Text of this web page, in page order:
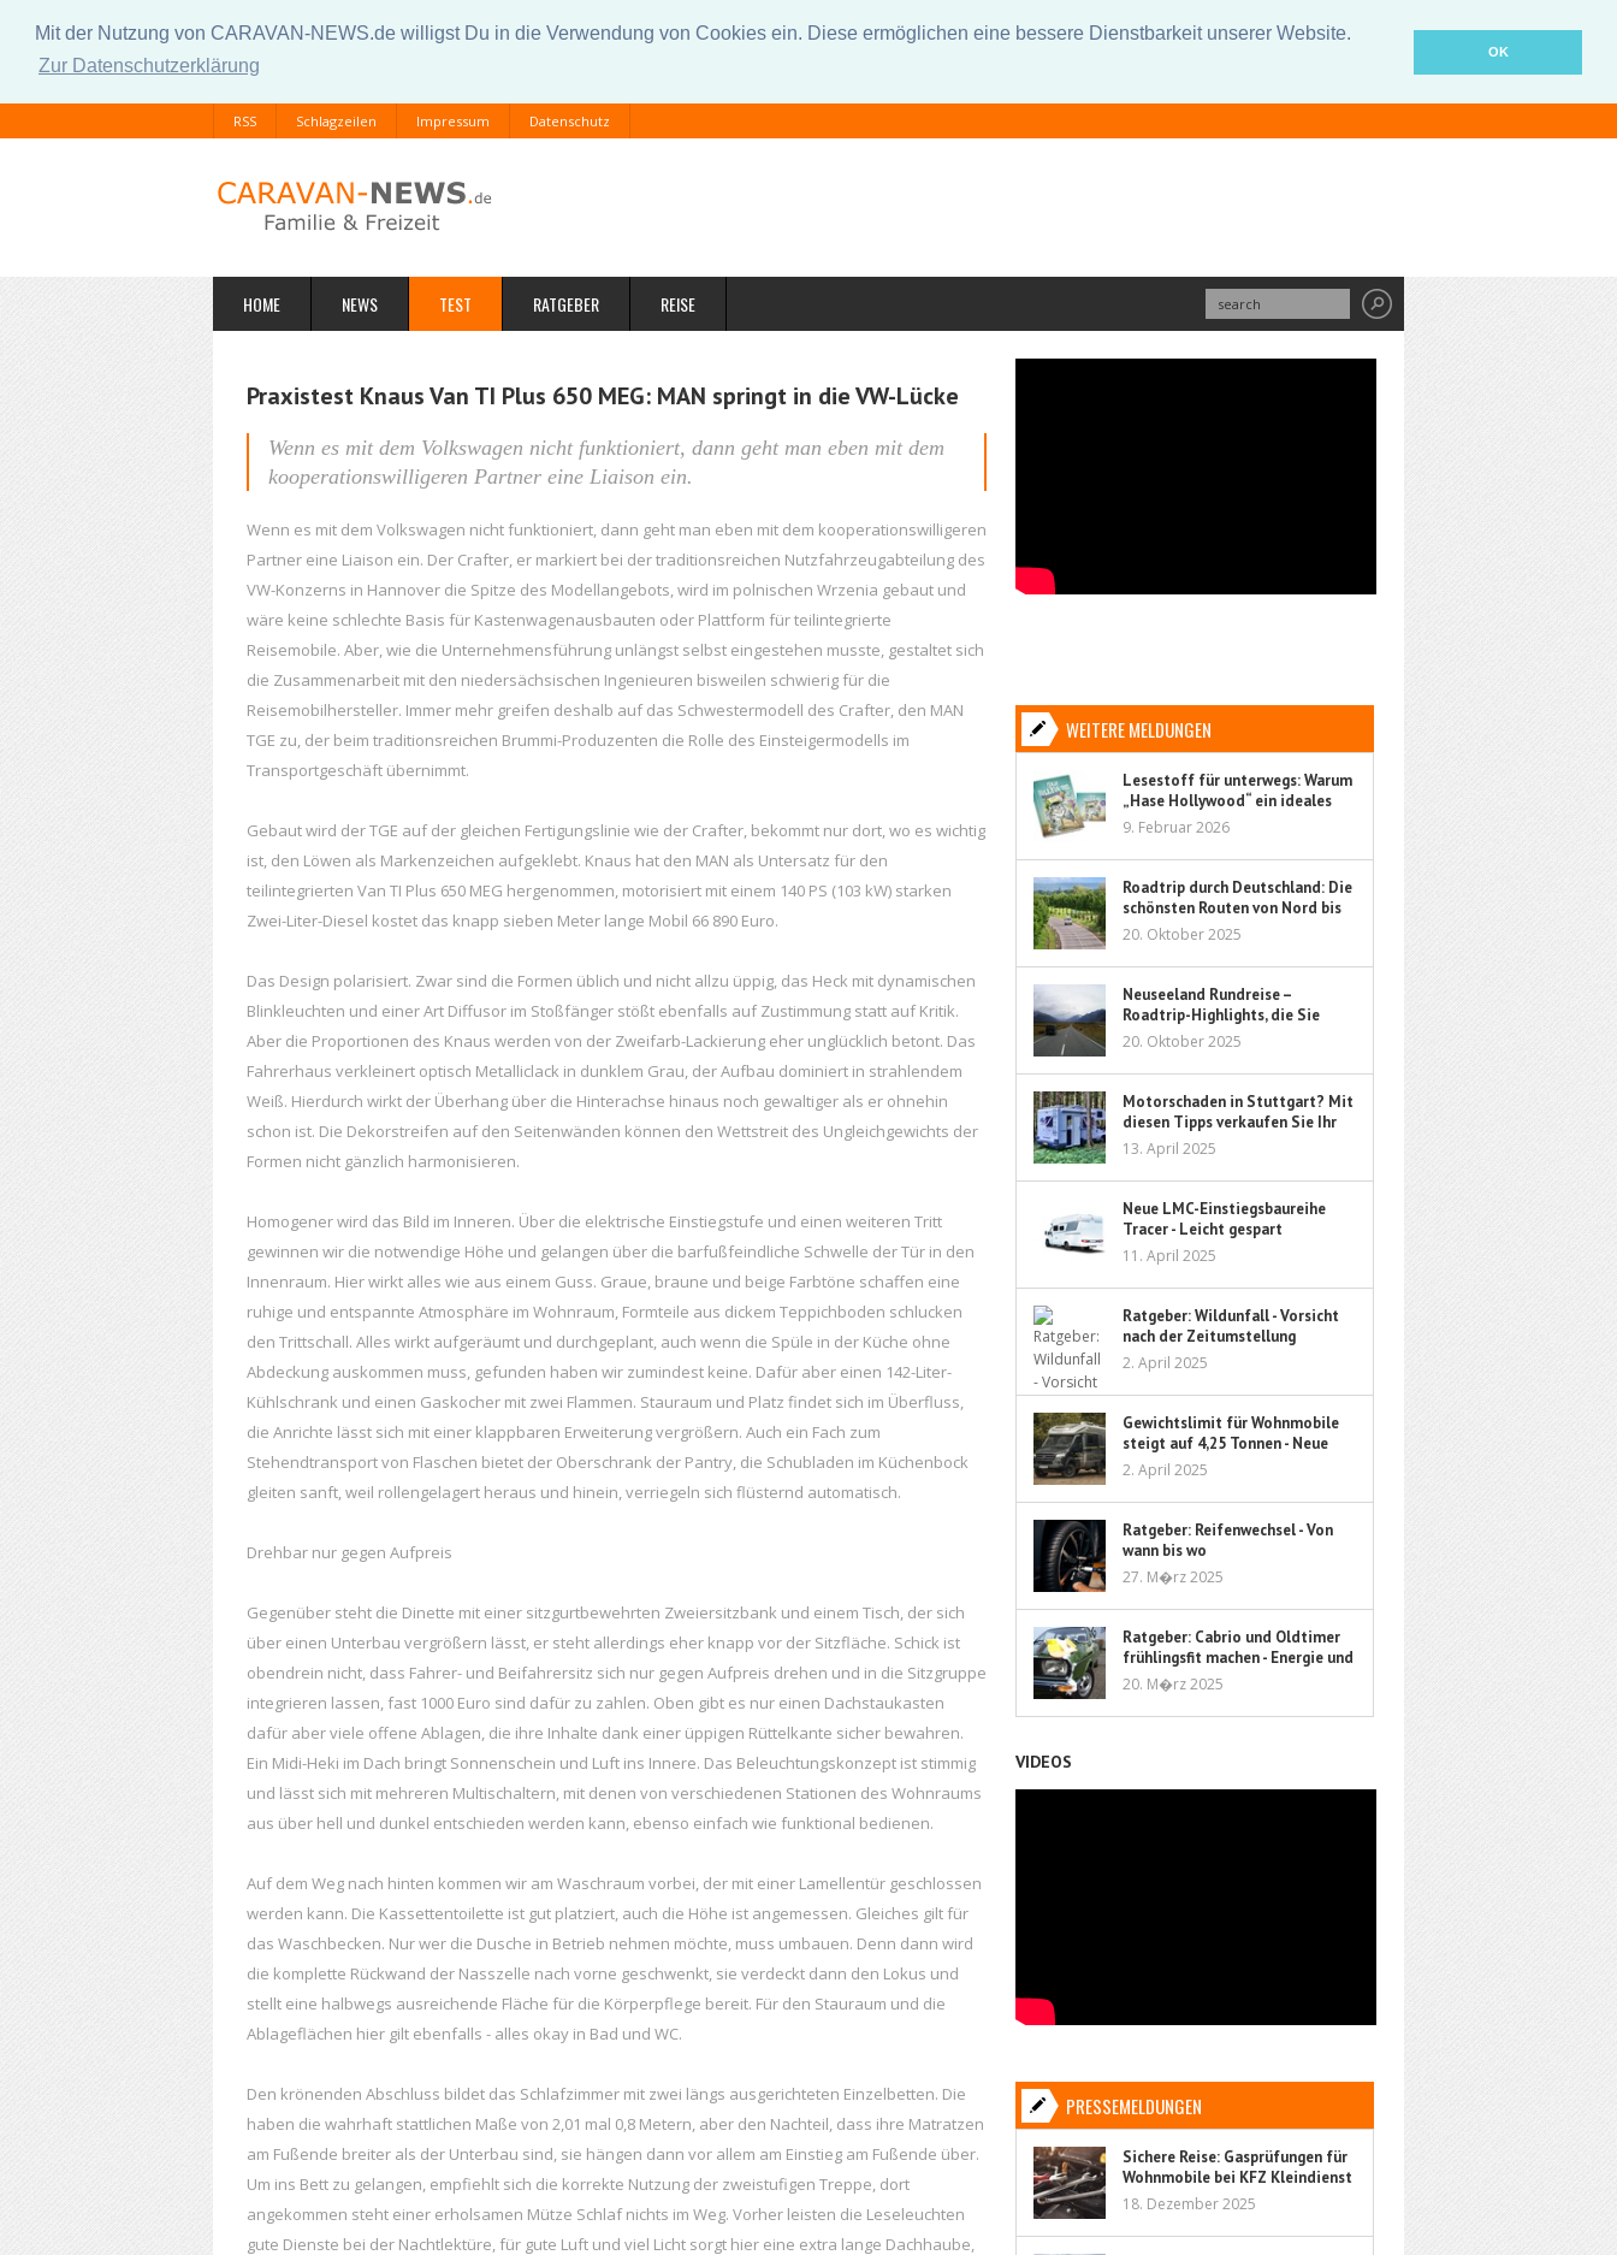
Mit der Nutzung von CARAVAN-NEWS.de willigst Du in die Verwendung von Cookies ein. Diese ermöglichen eine bessere Dienstbarkeit unserer Website.
Zur Datenschutzerklärung
OK
RSS Schlagzeilen Impressum Datenschutz
HOME NEWS TEST RATGEBER REISE
Praxistest Knaus Van TI Plus 650 MEG: MAN springt in die VW-Lücke
Wenn es mit dem Volkswagen nicht funktioniert, dann geht man eben mit dem
kooperationswilligeren Partner eine Liaison ein.
Wenn es mit dem Volkswagen nicht funktioniert, dann geht man eben mit dem kooperationswilligeren
Partner eine Liaison ein. Der Crafter, er markiert bei der traditionsreichen Nutzfahrzeugabteilung des
VW-Konzerns in Hannover die Spitze des Modellangebots, wird im polnischen Wrzenia gebaut und
wäre keine schlechte Basis für Kastenwagenausbauten oder Plattform für teilintegrierte
Reisemobile. Aber, wie die Unternehmensführung unlängst selbst eingestehen musste, gestaltet sich
die Zusammenarbeit mit den niedersächsischen Ingenieuren bisweilen schwierig für die
Reisemobilhersteller. Immer mehr greifen deshalb auf das Schwestermodell des Crafter, den MAN
TGE zu, der beim traditionsreichen Brummi-Produzenten die Rolle des Einsteigermodells im
Transportgeschäft übernimmt.
Gebaut wird der TGE auf der gleichen Fertigungslinie wie der Crafter, bekommt nur dort, wo es wichtig
ist, den Löwen als Markenzeichen aufgeklebt. Knaus hat den MAN als Untersatz für den
teilintegrierten Van TI Plus 650 MEG hergenommen, motorisiert mit einem 140 PS (103 kW) starken
Zwei-Liter-Diesel kostet das knapp sieben Meter lange Mobil 66 890 Euro.
Das Design polarisiert. Zwar sind die Formen üblich und nicht allzu üppig, das Heck mit dynamischen
Blinkleuchten und einer Art Diffusor im Stoßfänger stößt ebenfalls auf Zustimmung statt auf Kritik.
Aber die Proportionen des Knaus werden von der Zweifarb-Lackierung eher unglücklich betont. Das
Fahrerhaus verkleinert optisch Metalliclack in dunklem Grau, der Aufbau dominiert in strahlendem
Weiß. Hierdurch wirkt der Überhang über die Hinterachse hinaus noch gewaltiger als er ohnehin
schon ist. Die Dekorstreifen auf den Seitenwänden können den Wettstreit des Ungleichgewichts der
Formen nicht gänzlich harmonisieren.
Homogener wird das Bild im Inneren. Über die elektrische Einstiegstufe und einen weiteren Tritt
gewinnen wir die notwendige Höhe und gelangen über die barfußfeindliche Schwelle der Tür in den
Innenraum. Hier wirkt alles wie aus einem Guss. Graue, braune und beige Farbtöne schaffen eine
ruhige und entspannte Atmosphäre im Wohnraum, Formteile aus dickem Teppichboden schlucken
den Trittschall. Alles wirkt aufgeräumt und durchgeplant, auch wenn die Spüle in der Küche ohne
Abdeckung auskommen muss, gefunden haben wir zumindest keine. Dafür aber einen 142-Liter-
Kühlschrank und einen Gaskocher mit zwei Flammen. Stauraum und Platz findet sich im Überfluss,
die Anrichte lässt sich mit einer klappbaren Erweiterung vergrößern. Auch ein Fach zum
Stehendtransport von Flaschen bietet der Oberschrank der Pantry, die Schubladen im Küchenbock
gleiten sanft, weil rollengelagert heraus und hinein, verriegeln sich flüsternd automatisch.
Drehbar nur gegen Aufpreis
Gegenüber steht die Dinette mit einer sitzgurtbewehrten Zweiersitzbank und einem Tisch, der sich
über einen Unterbau vergrößern lässt, er steht allerdings eher knapp vor der Sitzfläche. Schick ist
obendrein nicht, dass Fahrer- und Beifahrersitz sich nur gegen Aufpreis drehen und in die Sitzgruppe
integrieren lassen, fast 1000 Euro sind dafür zu zahlen. Oben gibt es nur einen Dachstaukasten
dafür aber viele offene Ablagen, die ihre Inhalte dank einer üppigen Rüttelkante sicher bewahren.
Ein Midi-Heki im Dach bringt Sonnenschein und Luft ins Innere. Das Beleuchtungskonzept ist stimmig
und lässt sich mit mehreren Multischaltern, mit denen von verschiedenen Stationen des Wohnraums
aus über hell und dunkel entschieden werden kann, ebenso einfach wie funktional bedienen.
Auf dem Weg nach hinten kommen wir am Waschraum vorbei, der mit einer Lamellentür geschlossen
werden kann. Die Kassettentoilette ist gut platziert, auch die Höhe ist angemessen. Gleiches gilt für
das Waschbecken. Nur wer die Dusche in Betrieb nehmen möchte, muss umbauen. Denn dann wird
die komplette Rückwand der Nasszelle nach vorne geschwenkt, sie verdeckt dann den Lokus und
stellt eine halbwegs ausreichende Fläche für die Körperpflege bereit. Für den Stauraum und die
Ablageflächen hier gilt ebenfalls - alles okay in Bad und WC.
Den krönenden Abschluss bildet das Schlafzimmer mit zwei längs ausgerichteten Einzelbetten. Die
haben die wahrhaft stattlichen Maße von 2,01 mal 0,8 Metern, aber den Nachteil, dass ihre Matratzen
am Fußende breiter als der Unterbau sind, sie hängen dann vor allem am Einstieg am Fußende über.
Um ins Bett zu gelangen, empfiehlt sich die korrekte Nutzung der zweistufigen Treppe, dort
angekommen steht einer erholsamen Mütze Schlaf nichts im Weg. Vorher leisten die Leseleuchten
gute Dienste bei der Nachtlektüre, für gute Luft und viel Licht sorgt hier eine extra lange Dachhaube,
WEITERE MELDUNGEN
Lesestoff für unterwegs: Warum
„Hase Hollywood“ ein ideales
Kinderbuch für Reisen ist
9. Februar 2026
Roadtrip durch Deutschland: Die
schönsten Routen von Nord bis
Süd
20. Oktober 2025
Neuseeland Rundreise –
Roadtrip-Highlights, die Sie
nicht verpassen sollten
20. Oktober 2025
Motorschaden in Stuttgart? Mit
diesen Tipps verkaufen Sie Ihr
Auto sorgenfrei
13. April 2025
Neue LMC-Einstiegsbaureihe
Tracer - Leicht gespart
11. April 2025
Ratgeber: Wildunfall - Vorsicht
nach der Zeitumstellung
2. April 2025
Gewichtslimit für Wohnmobile
steigt auf 4,25 Tonnen - Neue
Führerschein-Richtlinie ebnet
den Weg
2. April 2025
Ratgeber: Reifenwechsel - Von
wann bis wo
27. M�rz 2025
Ratgeber: Cabrio und Oldtimer
frühlingsfit machen - Energie und
Flüssigkeit
20. M�rz 2025
VIDEOS
PRESSEMELDUNGEN
Sichere Reise: Gasprüfungen für
Wohnmobile bei KFZ Kleindienst
18. Dezember 2025